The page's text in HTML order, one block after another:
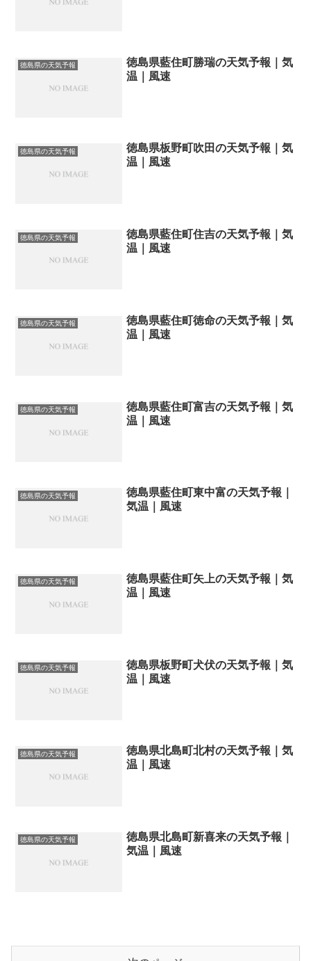
徳島県の天気予報
徳島県藍住町勝瑞の天気予報｜気
温｜風速
徳島県の天気予報
徳島県板野町吹田の天気予報｜気
温｜風速
徳島県の天気予報
徳島県藍住町住吉の天気予報｜気
温｜風速
徳島県の天気予報
徳島県藍住町徳命の天気予報｜気
温｜風速
徳島県の天気予報
徳島県藍住町富吉の天気予報｜気
温｜風速
徳島県の天気予報
徳島県藍住町東中富の天気予報｜
気温｜風速
徳島県の天気予報
徳島県藍住町矢上の天気予報｜気
温｜風速
徳島県の天気予報
徳島県板野町犬伏の天気予報｜気
温｜風速
徳島県の天気予報
徳島県北島町北村の天気予報｜気
温｜風速
徳島県の天気予報
徳島県北島町新喜来の天気予報｜
気温｜風速